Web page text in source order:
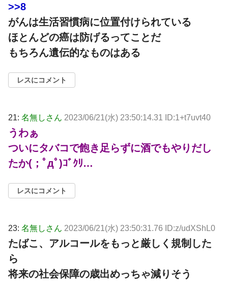
>>8
がんは生活習慣病に位置付けられている
ほとんどの癌は防げるってことだ
もちろん遺伝的なものはある
レスにコメント
21: 名無しさん 2023/06/21(水) 23:50:14.31 ID:1+t7uvt40
うわぁ
ついにタバコで飽き足らずに酒でもやりだし
たか(；ﾟдﾟ)ｺﾞｸﾘ…
レスにコメント
23: 名無しさん 2023/06/21(水) 23:50:31.76 ID:z/udXShL0
たばこ、アルコールをもっと厳しく規制した
ら
将来の社会保障の歳出めっちゃ減りそう